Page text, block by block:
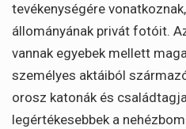
tevékenységére
állományának privát fotóit.
vannak egyebek mellett
személyes aktáiból
orosz katonák és
legértékesebbek a